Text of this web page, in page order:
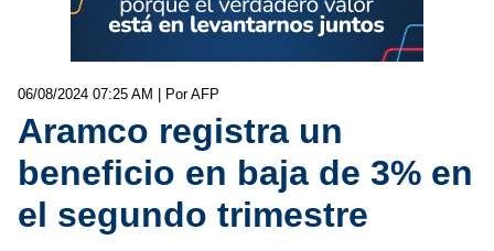
06/08/2024 07:25 AM | Por AFP
Aramco registra un
beneficio en baja de 3% en
el segundo trimestre